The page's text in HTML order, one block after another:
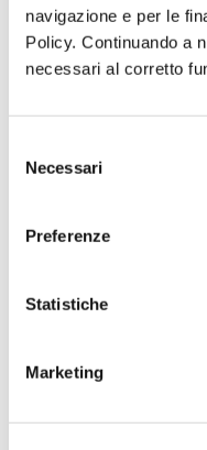
navigazione e per le
Policy. Continuando a
necessari al corretto
delNecessari
Preferenze
Statistiche
Marketing
CONTINUA A LEGGERE